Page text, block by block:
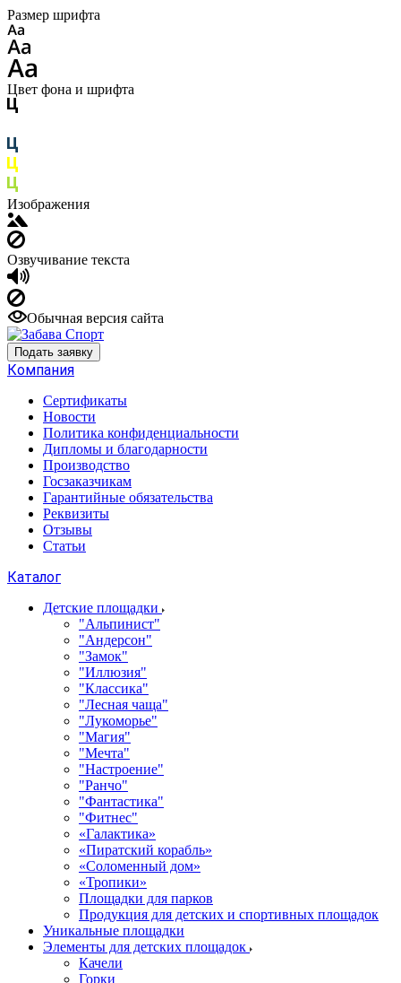
Размер шрифта
Цвет фона и шрифта
Изображения
Озвучивание текста
Обычная версия сайта
Подать заявку
Компания
Сертификаты
Новости
Политика конфиденциальности
Дипломы и благодарности
Производство
Госзаказчикам
Гарантийные обязательства
Реквизиты
Отзывы
Статьи
Каталог
Детские площадки
"Альпинист"
"Андерсон"
"Замок"
"Иллюзия"
"Классика"
"Лесная чаща"
"Лукоморье"
"Магия"
"Мечта"
"Настроение"
"Ранчо"
"Фантастика"
"Фитнес"
«Галактика»
«Пиратский корабль»
«Соломенный дом»
«Тропики»
Площадки для парков
Продукция для детских и спортивных площадок
Уникальные площадки
Элементы для детских площадок
Качели
Горки